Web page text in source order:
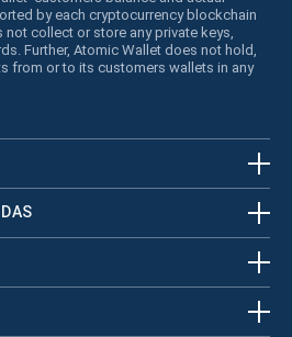
by each cryptocurrency blockchain
collect or store any private keys,
Further, Atomic Wallet does not hold,
from or to its customers wallets in any